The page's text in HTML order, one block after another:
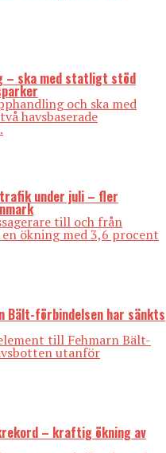
– ska med statligt stöd
och ska med
havsbaserade
under juli – fler
till och från
ökning med 3,6 procent
Bält-förbindelsen har sänkts
till Fehmarn Bält-
utanför
– kraftig ökning av